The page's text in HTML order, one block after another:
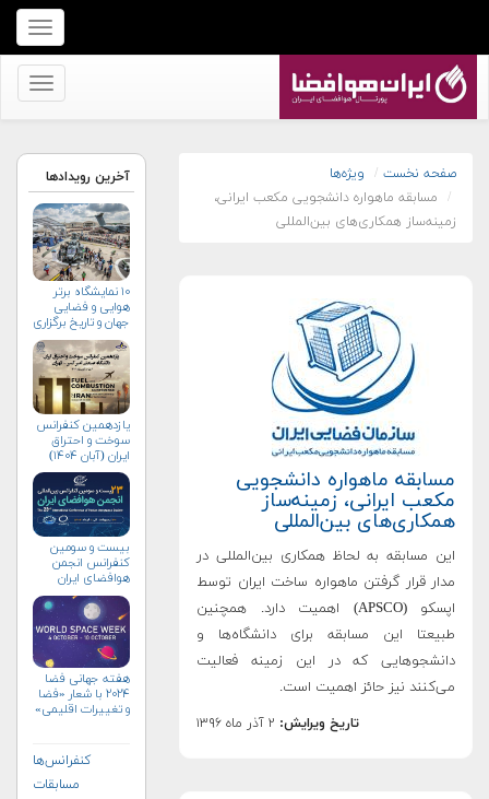
برای
نمایش
منو
برای
کنید
صفحه نخست
ویژه‌ها
مسابقه ماهواره دانشجویی مکعب ایرانی،
زمینه‌ساز همکاری‌های بین‌المللی
مسابقه ماهواره دانشجویی
مکعب ایرانی، زمینه‌ساز
همکاری‌های بین‌المللی
این مسابقه به لحاظ همکاری بین‌المللی در
مدار قرار گرفتن ماهواره ساخت ایران توسط
اپسکو (APSCO) اهمیت دارد. همچنین
طبیعتا این مسابقه برای دانشگاه‌ها و
دانشجوهایی که در این زمینه فعالیت
می‌کنند نیز حائز اهمیت است.
تاریخ ویرایش: ۲ آذر ماه ۱۳۹۶
آخرین رویدادها
۱۰ نمایشگاه برتر
هوایی و فضایی
جهان و تاریخ برگزاری
آن‌ها
یازدهمین کنفرانس
سوخت و احتراق
ایران (آبان‌ ۱۴۰۴)
بیست و سومین
کنفرانس انجمن
هوافضای ايران
هفته جهانی فضا
۲۰۲۴ با شعار «فضا
و تغییرات اقلیمی»
کنفرانس‌ها
مسابقات